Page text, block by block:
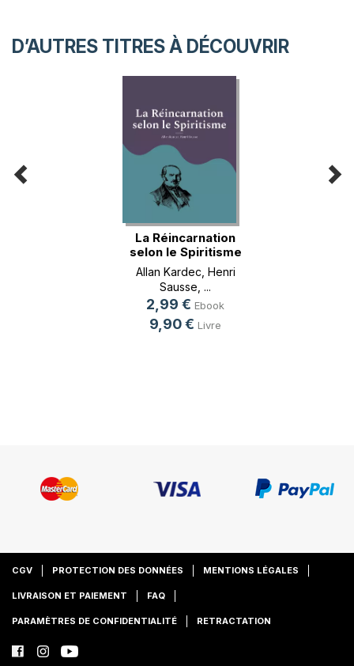
D’AUTRES TITRES À DÉCOUVRIR
La Réincarnation
selon le Spiritisme
Allan Kardec Henri
Sausse , ...
2,99 € Ebook
9,90 € Livre
CGV PROTECTION DES DONNÉES MENTIONS LÉGALES
LIVRAISON ET PAIEMENT FAQ
PARAMÈTRES DE CONFIDENTIALITÉ RETRACTATION